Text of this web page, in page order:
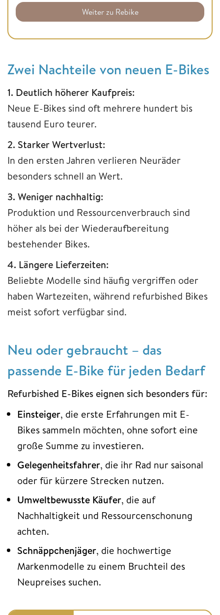
Weiter zu Rebike
Zwei Nachteile von neuen E-Bikes
1. Deutlich höherer Kaufpreis:
Neue E-Bikes sind oft mehrere hundert bis
tausend Euro teurer.
2. Starker Wertverlust:
In den ersten Jahren verlieren Neuräder
besonders schnell an Wert.
3. Weniger nachhaltig:
Produktion und Ressourcenverbrauch sind
höher als bei der Wiederaufbereitung
bestehender Bikes.
4. Längere Lieferzeiten:
Beliebte Modelle sind häufig vergriffen oder
haben Wartezeiten, während refurbished Bikes
meist sofort verfügbar sind.
Neu oder gebraucht – das
passende E-Bike für jeden Bedarf
Refurbished E-Bikes eignen sich besonders für:
Einsteiger, die erste Erfahrungen mit E-
Bikes sammeln möchten, ohne sofort eine
große Summe zu investieren.
Gelegenheitsfahrer, die ihr Rad nur saisonal
oder für kürzere Strecken nutzen.
Umweltbewusste Käufer, die auf
Nachhaltigkeit und Ressourcenschonung
achten.
Schnäppchenjäger, die hochwertige
Markenmodelle zu einem Bruchteil des
Neupreises suchen.